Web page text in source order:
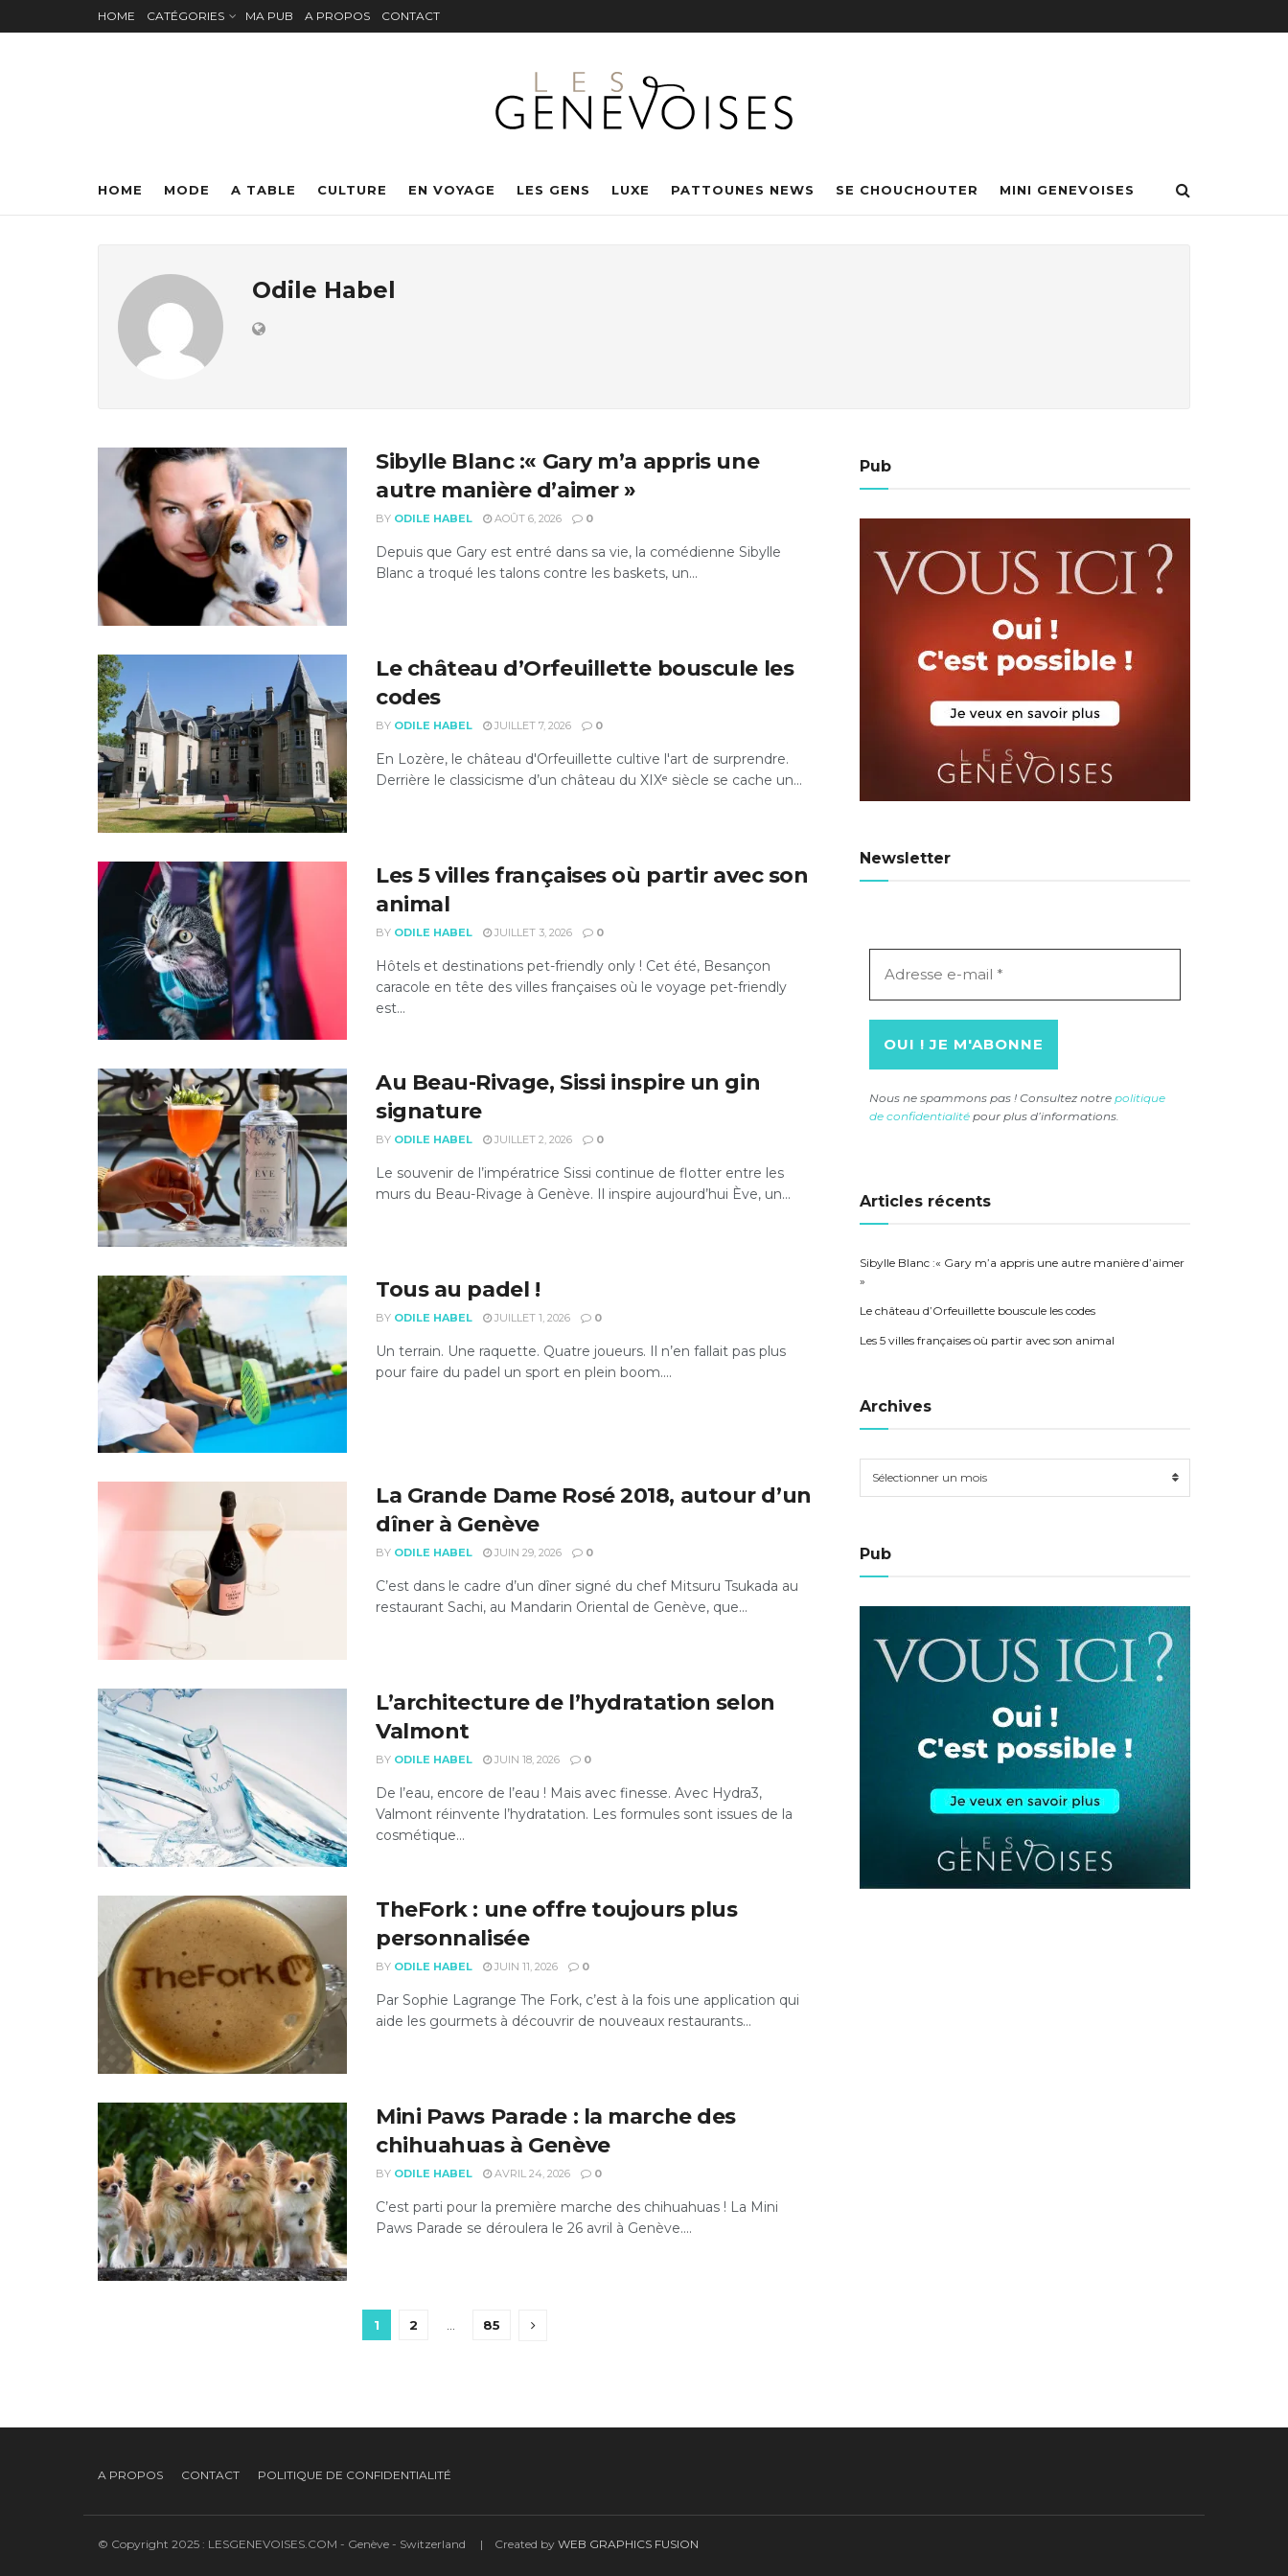
HOME CATÉGORIES MA PUB A PROPOS CONTACT
HOME MODE A TABLE CULTURE EN VOYAGE LES GENS LUXE PATTOUNES NEWS SE CHOUCHOUTER MINI GENEVOISES
Odile Habel
Sibylle Blanc :« Gary m’a appris une
autre manière d’aimer »
BY ODILE HABEL AOÛT 6, 2026 0
Depuis que Gary est entré dans sa vie, la comédienne Sibylle
Blanc a troqué les talons contre les baskets, un...
Le château d’Orfeuillette bouscule les
codes
BY ODILE HABEL JUILLET 7, 2026 0
En Lozère, le château d'Orfeuillette cultive l'art de surprendre.
Derrière le classicisme d’un château du XIXᵉ siècle se cache un...
Les 5 villes françaises où partir avec son
animal
BY ODILE HABEL JUILLET 3, 2026 0
Hôtels et destinations pet-friendly only ! Cet été, Besançon
caracole en tête des villes françaises où le voyage pet-friendly
est...
Au Beau-Rivage, Sissi inspire un gin
signature
BY ODILE HABEL JUILLET 2, 2026 0
Le souvenir de l’impératrice Sissi continue de flotter entre les
murs du Beau-Rivage à Genève. Il inspire aujourd’hui Ève, un...
Tous au padel !
BY ODILE HABEL JUILLET 1, 2026 0
Un terrain. Une raquette. Quatre joueurs. Il n’en fallait pas plus
pour faire du padel un sport en plein boom....
La Grande Dame Rosé 2018, autour d’un
dîner à Genève
BY ODILE HABEL JUIN 29, 2026 0
C’est dans le cadre d’un dîner signé du chef Mitsuru Tsukada au
restaurant Sachi, au Mandarin Oriental de Genève, que...
L’architecture de l’hydratation selon
Valmont
BY ODILE HABEL JUIN 18, 2026 0
De l’eau, encore de l’eau ! Mais avec finesse. Avec Hydra3,
Valmont réinvente l’hydratation. Les formules sont issues de la
cosmétique...
TheFork : une offre toujours plus
personnalisée
BY ODILE HABEL JUIN 11, 2026 0
Par Sophie Lagrange The Fork, c’est à la fois une application qui
aide les gourmets à découvrir de nouveaux restaurants...
Mini Paws Parade : la marche des
chihuahuas à Genève
BY ODILE HABEL AVRIL 24, 2026 0
C’est parti pour la première marche des chihuahuas ! La Mini
Paws Parade se déroulera le 26 avril à Genève....
1 2 85
Pub
Newsletter
Adresse
Nous ne spammons pas ! Consultez notre politique
de confidentialité pour plus d’informations.
Articles récents
Sibylle Blanc :« Gary m’a appris une autre manière d’aimer
»
Le château d’Orfeuillette bouscule les codes
Les 5 villes françaises où partir avec son animal
Archives
Sélectionner un mois
Pub
A PROPOS CONTACT POLITIQUE DE CONFIDENTIALITÉ
© Copyright 2025 : LESGENEVOISES.COM - Genève - Switzerland | Created by WEB GRAPHICS FUSION